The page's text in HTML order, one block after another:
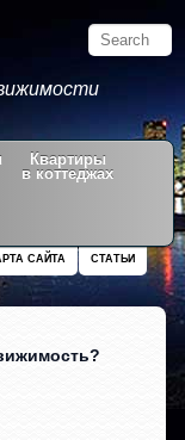
Квартиры
в коттеджах
СТАТЬИ
САЙТА